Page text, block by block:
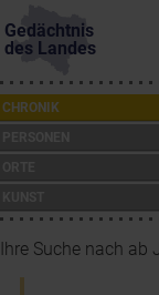
Gedächtnis
des Landes
CHRONIK
Ihre Suche nach ab